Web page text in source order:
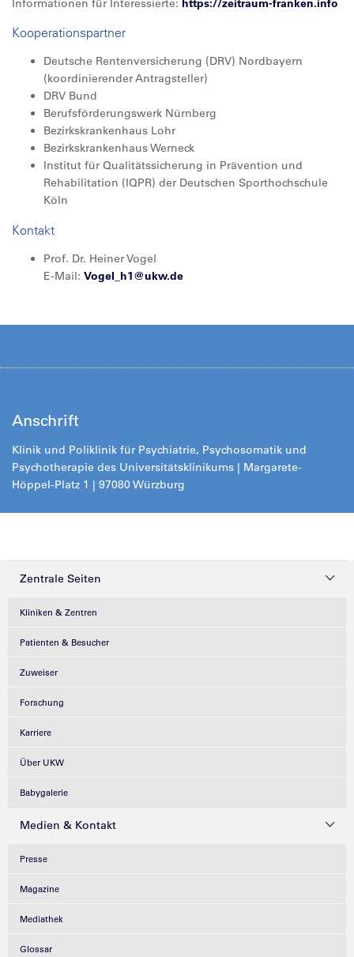
Informationen für Interessierte: https://zeitraum-franken.info
Kooperationspartner
Deutsche Rentenversicherung (DRV) Nordbayern
(koordinierender Antragsteller)
DRV Bund
Berufsförderungswerk Nürnberg
Bezirkskrankenhaus Lohr
Bezirkskrankenhaus Werneck
Institut für Qualitätssicherung in Prävention und
Rehabilitation (IQPR) der Deutschen Sporthochschule
Köln
Kontakt
Prof. Dr. Heiner Vogel
E-Mail: Vogel_h1@ukw.de
Anschrift
Klinik und Poliklinik für Psychiatrie, Psychosomatik und
Psychotherapie des Universitätsklinikums | Margarete-
Höppel-Platz 1 | 97080 Würzburg
Zentrale Seiten
Kliniken & Zentren
Patienten & Besucher
Zuweiser
Forschung
Karriere
Über UKW
Babygalerie
Medien & Kontakt
Presse
Magazine
Mediathek
Glossar